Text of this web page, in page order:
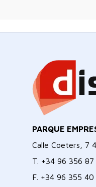
PARQUE
Calle Coeters, 7
T. +34 96 356 87
F. +34 96 355 40